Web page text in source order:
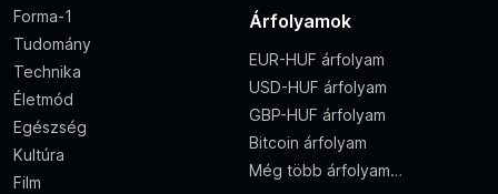
Forma-1
Tudomány
Technika
Életmód
Egészség
Kultúra
Film
Árfolyamok
EUR-HUF árfolyam
USD-HUF árfolyam
GBP-HUF árfolyam
Bitcoin árfolyam
Még több árfolyam…